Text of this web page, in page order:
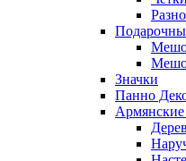
Значки
Панно